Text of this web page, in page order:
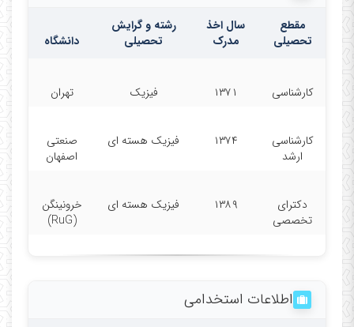
مقطع
تحصیلی
سال اخذ
مدرک
رشته و گرایش
تحصیلی
دانشگاه
کارشناسی ۱۳۷۱ فیزیک تهران
کارشناسی
ارشد
۱۳۷۴ فیزیک هسته ای
صنعتی
اصفهان
دکترای
تخصصی
۱۳۸۹ فیزیک هسته ای
خرونینگن
(RuG)
اطلاعات استخدامی